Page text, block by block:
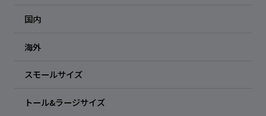
国内
海外
スモールサイズ
トール&ラージサイズ